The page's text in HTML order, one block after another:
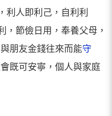
利人即利己，自利利
，節儉日用，奉養父母，
朋友金錢往來而能守
既可安寧，個人與家庭